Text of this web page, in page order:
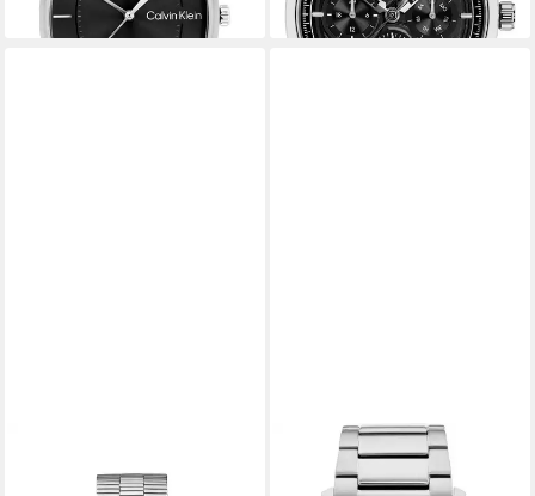
Quarzuhr DAPPER
CALVIN KLEIN
Multifunktionsuhr GAUGE